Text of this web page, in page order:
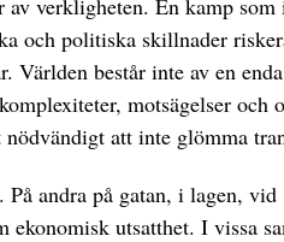
och politiska skillnader
Världen består inte av en
motsägelser och
nödvändigt att inte glömma
På andra på gatan, i lagen, vid
ekonomisk utsatthet. I vissa